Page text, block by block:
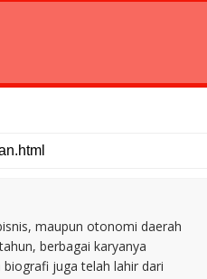
maupun otonomi daerah
berbagai karyanya
juga telah lahir dari